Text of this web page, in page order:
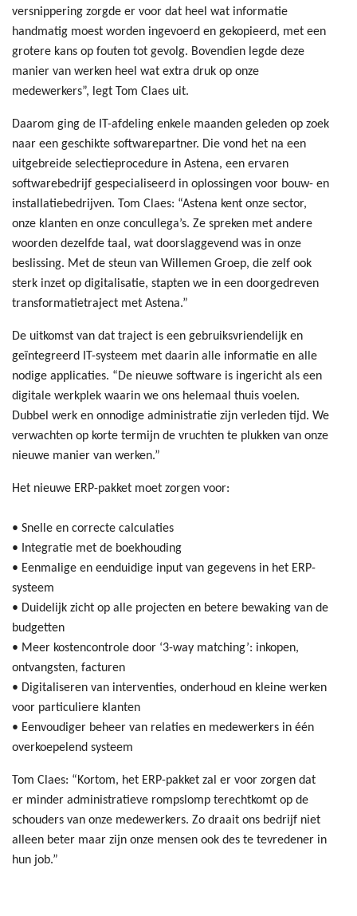
versnippering zorgde er voor dat heel wat informatie
handmatig moest worden ingevoerd en gekopieerd, met een
grotere kans op fouten tot gevolg. Bovendien legde deze
manier van werken heel wat extra druk op onze
medewerkers”, legt Tom Claes uit.
Daarom ging de IT-afdeling enkele maanden geleden op zoek
naar een geschikte softwarepartner. Die vond het na een
uitgebreide selectieprocedure in Astena, een ervaren
softwarebedrijf gespecialiseerd in oplossingen voor bouw- en
installatiebedrijven. Tom Claes: “Astena kent onze sector,
onze klanten en onze concullega’s. Ze spreken met andere
woorden dezelfde taal, wat doorslaggevend was in onze
beslissing. Met de steun van Willemen Groep, die zelf ook
sterk inzet op digitalisatie, stapten we in een doorgedreven
transformatietraject met Astena.”
De uitkomst van dat traject is een gebruiksvriendelijk en
geïntegreerd IT-systeem met daarin alle informatie en alle
nodige applicaties. “De nieuwe software is ingericht als een
digitale werkplek waarin we ons helemaal thuis voelen.
Dubbel werk en onnodige administratie zijn verleden tijd. We
verwachten op korte termijn de vruchten te plukken van onze
nieuwe manier van werken.”
Het nieuwe ERP-pakket moet zorgen voor:
• Snelle en correcte calculaties
• Integratie met de boekhouding
• Eenmalige en eenduidige input van gegevens in het ERP-
systeem
• Duidelijk zicht op alle projecten en betere bewaking van de
budgetten
• Meer kostencontrole door ‘3-way matching’: inkopen,
ontvangsten, facturen
• Digitaliseren van interventies, onderhoud en kleine werken
voor particuliere klanten
• Eenvoudiger beheer van relaties en medewerkers in één
overkoepelend systeem
Tom Claes: “Kortom, het ERP-pakket zal er voor zorgen dat
er minder administratieve rompslomp terechtkomt op de
schouders van onze medewerkers. Zo draait ons bedrijf niet
alleen beter maar zijn onze mensen ook des te tevredener in
hun job.”